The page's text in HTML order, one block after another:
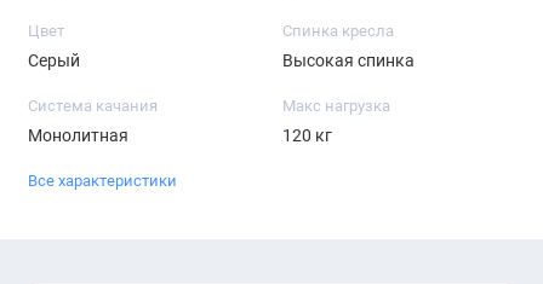
Цвет
Серый
Спинка кресла
Высокая спинка
Система качания
Монолитная
Макс нагрузка
120 кг
Все характеристики